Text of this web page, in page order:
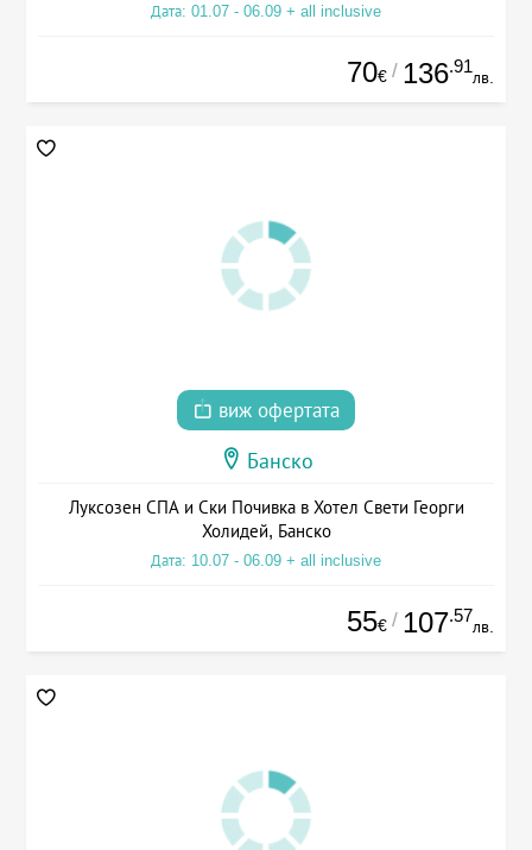
Дата: 01.07 - 06.09 + all inclusive
70€ / 136.91
лв.
виж офертата
Банско
Луксозен СПА и Ски Почивка в Хотел Свети Георги
Холидей, Банско
Дата: 10.07 - 06.09 + all inclusive
55€ / 107.57
лв.